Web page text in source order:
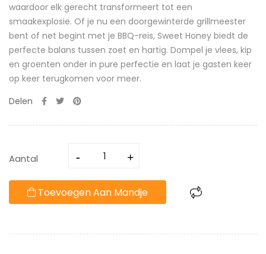
waardoor elk gerecht transformeert tot een
smaakexplosie. Of je nu een doorgewinterde grillmeester
bent of net begint met je BBQ-reis, Sweet Honey biedt de
perfecte balans tussen zoet en hartig. Dompel je vlees, kip
en groenten onder in pure perfectie en laat je gasten keer
op keer terugkomen voor meer.
Delen
Aantal
Toevoegen Aan Mandje